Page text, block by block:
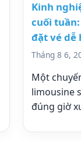
Kinh
cuối
đặt vé dễ
Tháng 8 6,
Một
limousine
đúng giờ